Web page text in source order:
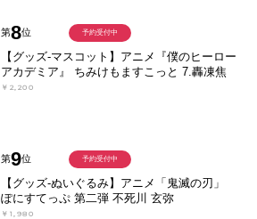
第8位
【グッズ-マスコット】アニメ『僕のヒーロー
アカデミア』 ちみけもますこっと 7.轟凍焦
￥2,200
予約受付中
第9位
【グッズ-ぬいぐるみ】アニメ「鬼滅の刃」
ぽにすてっぷ 第二弾 不死川 玄弥
￥1,980
予約受付中